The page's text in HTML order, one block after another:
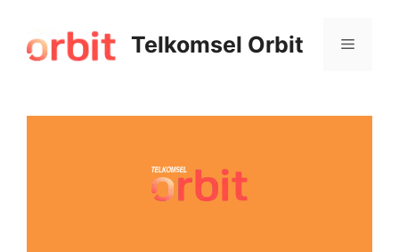
Telkomsel Orbit